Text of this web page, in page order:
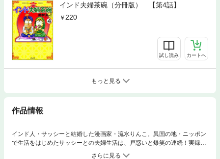
インド夫婦茶碗（分冊版） 【第4話】
220
試し読み カートへ
もっと見る
作品情報
インド人・サッシーと結婚した漫画家・流水りんこ。異国の地・ニッポン
で生活をはじめたサッシーとの夫婦生活は、戸惑いと爆笑の連続！実録・